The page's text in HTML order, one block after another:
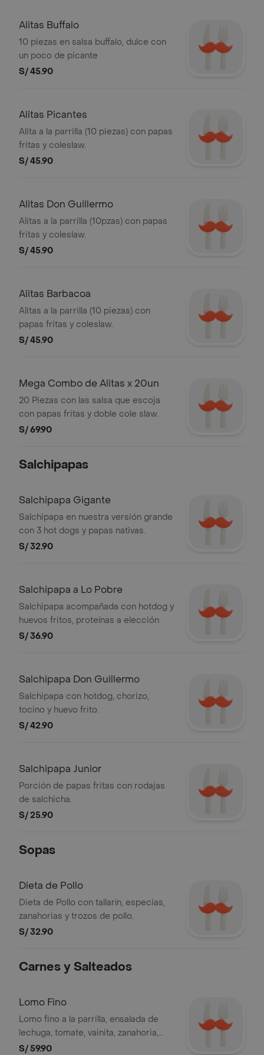
Alitas Buffalo
10 piezas en salsa buffalo, dulce con
un poco de picante
S/ 45.90
Alitas Picantes
Alita a la parrilla (10 piezas) con papas
fritas y coleslaw.
S/ 45.90
Alitas Don Guillermo
Alitas a la parrilla (10pzas) con papas
fritas y coleslaw.
S/ 45.90
Alitas Barbacoa
Alitas a la parrilla (10 piezas) con
papas fritas y coleslaw.
S/ 45.90
Mega Combo de Alitas x 20un
20 Piezas con las salsa que escoja
con papas fritas y doble cole slaw.
S/ 69.90
Salchipapas
Salchipapa Gigante
Salchipapa en nuestra versión grande
con 3 hot dogs y papas nativas.
S/ 32.90
Salchipapa a Lo Pobre
Salchipapa acompañada con hotdog y
huevos fritos, proteínas a elección
S/ 36.90
Salchipapa Don Guillermo
Salchipapa con hotdog, chorizo,
tocino y huevo frito.
S/ 42.90
Salchipapa Junior
Porción de papas fritas con rodajas
de salchicha.
S/ 25.90
Sopas
Dieta de Pollo
Dieta de Pollo con tallarín, especias,
zanahorias y trozos de pollo.
S/ 32.90
Carnes y Salteados
Lomo Fino
Lomo fino a la parrilla, ensalada de
lechuga, tomate, vainita, zanahoria,
papas a elección
S/ 59.90